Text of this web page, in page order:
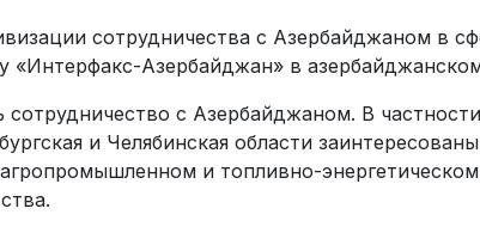
сотрудничества с Азербайджаном в
«Интерфакс-Азербайджан» в
с Азербайджаном. В
и Челябинская области
и топливно-